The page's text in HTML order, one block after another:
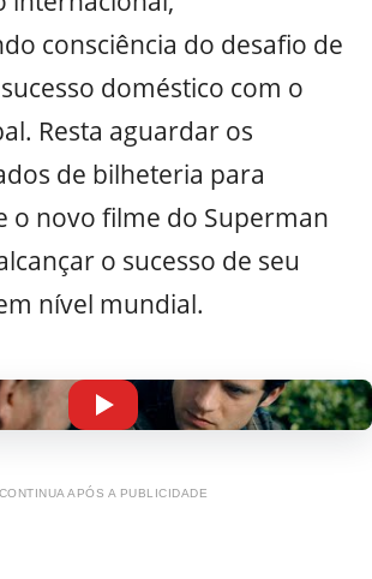
consciência do desafio de
doméstico com o
Resta aguardar os
de bilheteria para
o novo filme do Superman
o sucesso de seu
nível mundial.
CONTINUA APÓS A PUBLICIDADE